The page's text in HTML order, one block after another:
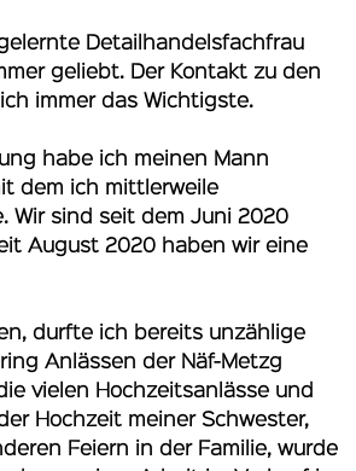
Detailhandelsfachfrau
geliebt. Der Kontakt zu den
immer das Wichtigste.
habe ich meinen Mann
dem ich mittlerweile
Wir sind seit dem Juni 2020
August 2020 haben wir eine
durfte ich bereits unzählige
Anlässen der Näf-Metzg
vielen Hochzeitsanlässe und
Hochzeit meiner Schwester,
Feiern in der Familie, wurde